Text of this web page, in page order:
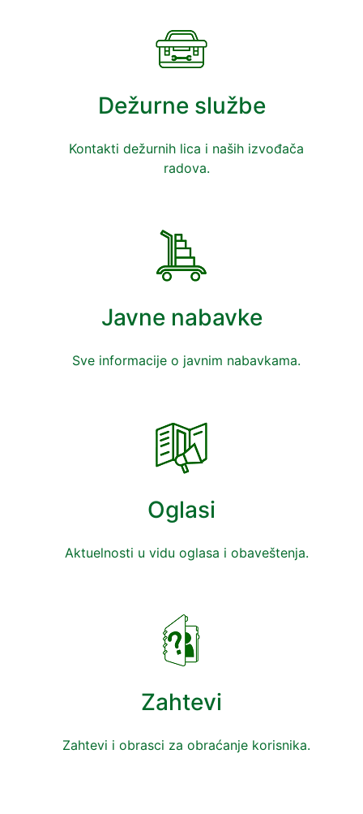
Dežurne službe
Kontakti dežurnih lica i naših izvođača
radova.
Javne nabavke
Sve informacije o javnim nabavkama.
Oglasi
Aktuelnosti u vidu oglasa i obaveštenja.
Zahtevi
Zahtevi i obrasci za obraćanje korisnika.